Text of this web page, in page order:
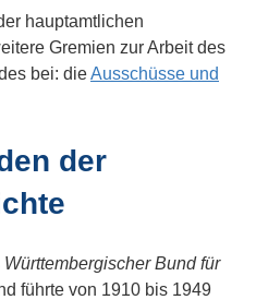
hauptamtlichen
Gremien zur Arbeit des
bei: dieAusschüsse und
der
Württembergischer Bund für
führte von 1910 bis 1949